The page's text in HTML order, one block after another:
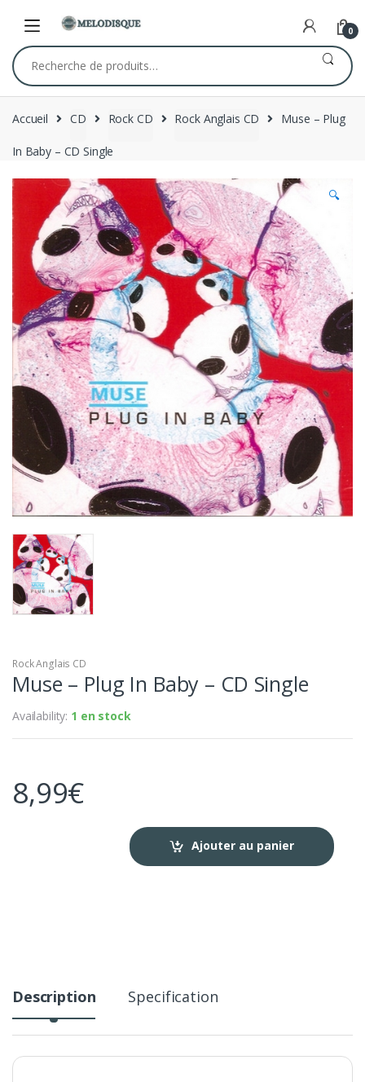
navigation
content
0
Recherche
pour :
Accueil CD Rock CD Rock Anglais CD Muse – Plug
In Baby – CD Single
🔍
Rock Anglais CD
Muse – Plug In Baby – CD Single
Availability: 1 en stock
8,99€
Ajouter au panier
Description Specification